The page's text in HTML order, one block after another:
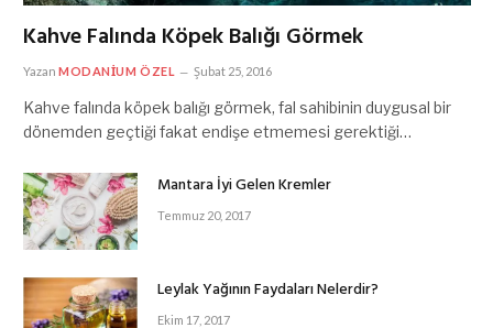
Kahve Falında Köpek Balığı Görmek
Yazan MODANIUM ÖZEL Şubat 25, 2016
Kahve falında köpek balığı görmek, fal sahibinin duygusal bir
dönemden geçtiği fakat endişe etmemesi gerektiği…
Mantara İyi Gelen Kremler
Temmuz 20, 2017
Leylak Yağının Faydaları Nelerdir?
Ekim 17, 2017